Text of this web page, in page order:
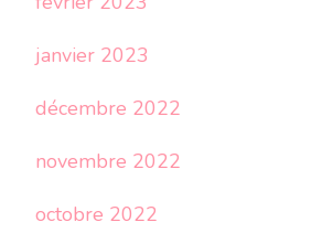
janvier 2023
décembre 2022
novembre 2022
octobre 2022